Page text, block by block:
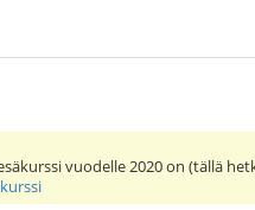
vuodelle 2020 on (tällä